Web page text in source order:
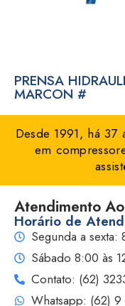
PRENSA
MARCON #
Desde 1991, há 37
em
Atendimento
Horário de
Segunda a sexta:
Sábado 8:00 às
Contato: (62)
Whatsapp: (62)